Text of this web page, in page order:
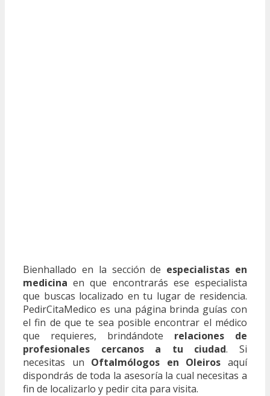
Bienhallado en la sección de especialistas en
medicina en que encontrarás ese especialista
que buscas localizado en tu lugar de residencia.
PedirCitaMedico es una página brinda guías con
el fin de que te sea posible encontrar el médico
que requieres, brindándote relaciones de
profesionales cercanos a tu ciudad. Si
necesitas un Oftalmólogos en Oleiros aquí
dispondrás de toda la asesoría la cual necesitas a
fin de localizarlo y pedir cita para visita.